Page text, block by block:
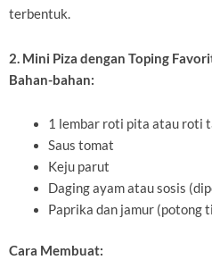
terbentuk.
2. Mini Piza dengan Toping
Bahan-bahan:
1 lembar roti pita atau roti
Saus tomat
Keju parut
Daging ayam atau sosis
Paprika dan jamur (potong
Cara Membuat: